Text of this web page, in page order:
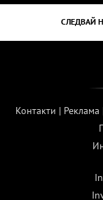
СЛЕДВАЙ
Контакти | Реклама